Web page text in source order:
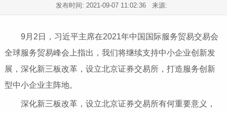
发布时间: 2021-09-07 11:02:36 来源:
9月2日，习近平主席在2021年中国国际服务贸易交易会
全球服务贸易峰会上指出，我们将继续支持中小企业创新发
展，深化新三板改革，设立北京证券交易所，打造服务创新
型中小企业主阵地。
深化新三板改革，设立北京证券交易所有何重要意义，